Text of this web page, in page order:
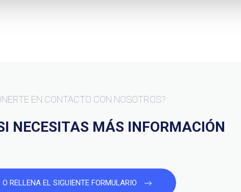
EN CONTACTO CON NOSOTROS?
NECESITAS MÁS INFORMACIÓN
RELLENA EL SIGUIENTE FORMULARIO